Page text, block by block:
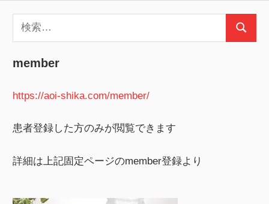
索:
検
member
https://aoi-shika.com/member/
患者登録した方のみが閲覧できます
詳細は上記固定ページのmember登録より